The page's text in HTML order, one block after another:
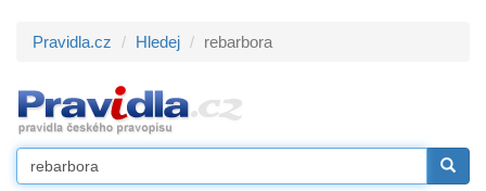
Pravidla.cz Hledej rebarbora